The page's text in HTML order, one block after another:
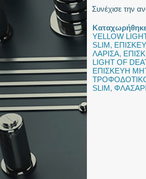
Συνέχισε την
YELLOW
SLIM,
ΛΑΡΙΣΑ,
LIGHT OF
ΕΠΙΣΚΕΥΗ
ΤΡΟΦΟΔΟΤΙΚΟ
SLIM,